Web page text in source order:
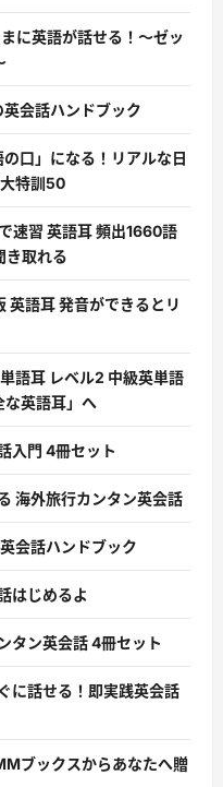
に英語が話せる！〜ゼッ
英会話ハンドブック
の口」になる！リアルな日
特訓50
速習 英語耳 頻出1660語
き取れる
英語耳 発音ができるとリ
語耳 レベル2 中級英単語
英語耳」へ
入門 4冊セット
海外旅行カンタン英会話
会話ハンドブック
はじめるよ
タン英会話 4冊セット
に話せる！即実践英会話
ブックスからあなたへ贈